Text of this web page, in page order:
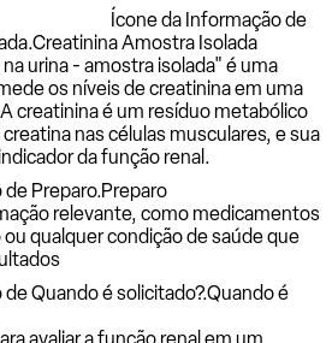
Ícone da Informação de
Creatinina Amostra Isolada
urina - amostra isolada" é uma
os níveis de creatinina em uma
creatinina é um resíduo metabólico
nas células musculares, e sua
da função renal.
Preparo.Preparo
relevante, como medicamentos
qualquer condição de saúde que
Quando é solicitado?.Quando é